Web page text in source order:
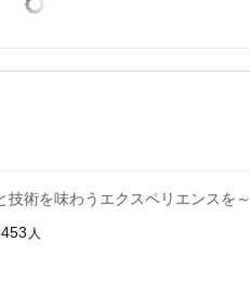
術を味わうエクスペリエンスを～
人